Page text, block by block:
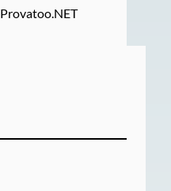
Provatoo.NET